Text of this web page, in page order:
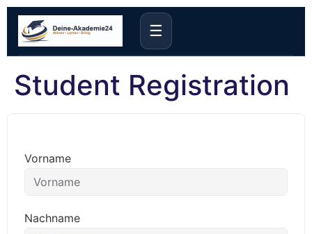
☰
Student Registration
Vorname
Nachname